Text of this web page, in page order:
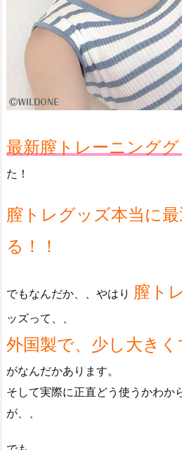
最新膣トレーニング
た！
膣トレグッズ本当に
る！！
でもなんだか、、やはり 膣ト
ッズって、、
外国製で、少し大きく
がなんだかあります。
そして実際に正直どう使うかわか
が、、